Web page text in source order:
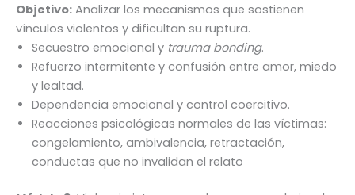
Objetivo: Analizar los mecanismos que sostienen
vínculos violentos y dificultan su ruptura.
Secuestro emocional y trauma bonding.
Refuerzo intermitente y confusión entre amor, miedo
y lealtad.
Dependencia emocional y control coercitivo.
Reacciones psicológicas normales de las víctimas:
congelamiento, ambivalencia, retractación,
conductas que no invalidan el relato